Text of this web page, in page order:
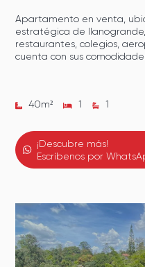
Apartamento en venta,
estratégica de
restaurantes, colegios,
cuenta con sus
40m² 1 1
¡Descubre más!
Escríbenos por